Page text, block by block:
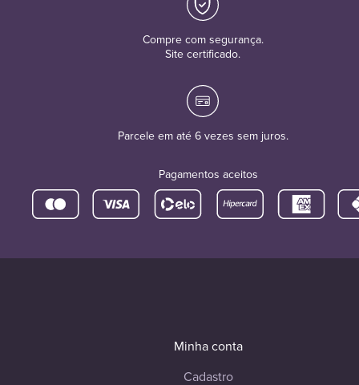
Compre com segurança.
Site certificado.
Parcele em até 6 vezes sem juros.
Pagamentos aceitos
Minha conta
Cadastro